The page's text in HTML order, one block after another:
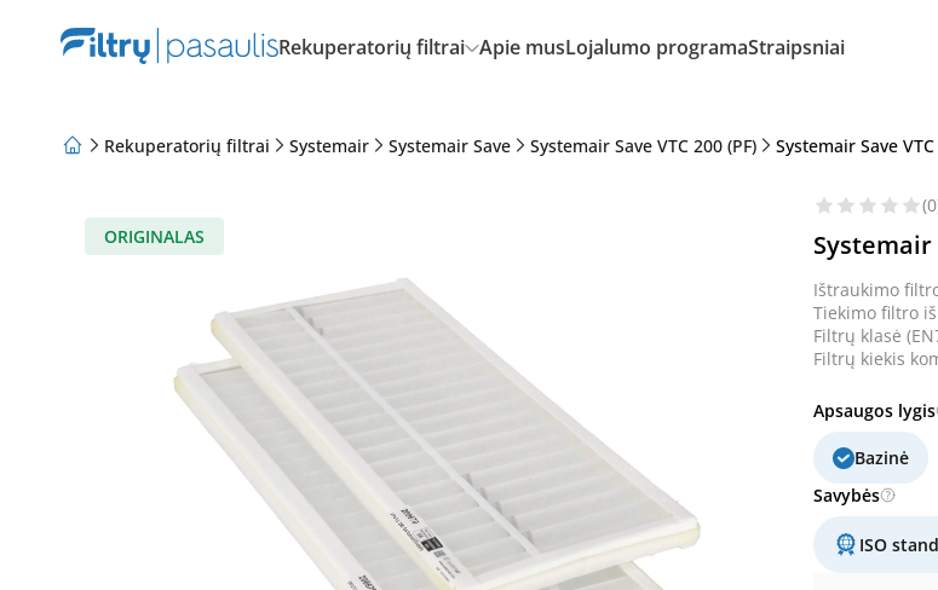
Rekuperatorių filtrai Apie musLojalumo programaStraipsniai
Rekuperatorių filtrai Systemair Systemair Save Systemair Save VTC 200 (PF) Systemair Save
ORIGINALAS Systemair
Ištraukimo
Tiekimo filtro
Filtrų klasė
Filtrų kiekis
Apsaugos lygis
Bazinė
Savybės
ISO